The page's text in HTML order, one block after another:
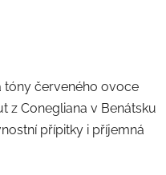
tóny červeného ovoce
z Conegliana v Benátsku
přípitky i příjemná